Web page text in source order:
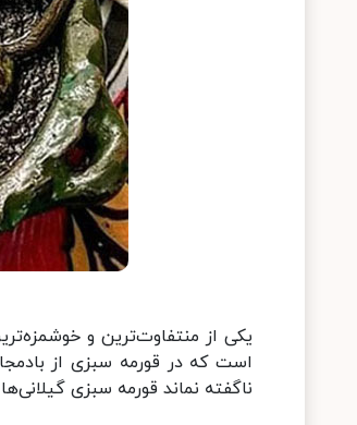
یکی از منتفاوت‌ترین و
است که در قورمه سبزی از
ناگفته نماند قورمه سبزی